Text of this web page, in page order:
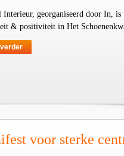
Interieur, georganiseerd door In,
& positiviteit in Het
verder
voor sterke